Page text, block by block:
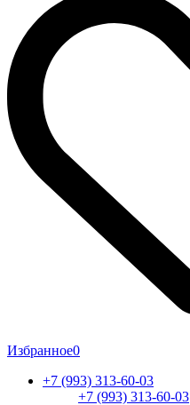
Избранное0
+7 (993) 313-60-03
+7 (993) 313-60-03